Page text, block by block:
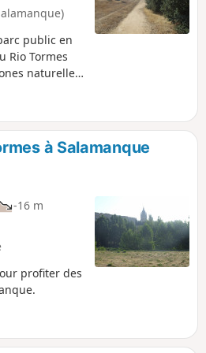
public en
Rio Tormes
naturelles.
des
sècheà Salamanque
-16 m
profiter des